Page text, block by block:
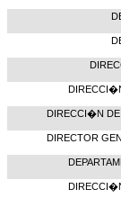
DIRECCI�N
DIRECTOR